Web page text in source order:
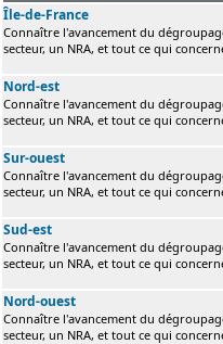
Île-de-France
Connaître l'avancement du
secteur, un NRA, et tout ce qui
Nord-est
Connaître l'avancement du
secteur, un NRA, et tout ce qui
Sur-ouest
Connaître l'avancement du
secteur, un NRA, et tout ce qui
Sud-est
Connaître l'avancement du
secteur, un NRA, et tout ce qui
Nord-ouest
Connaître l'avancement du
secteur, un NRA, et tout ce qui